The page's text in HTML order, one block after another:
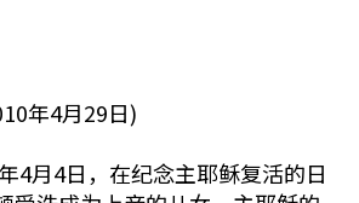
n
年4月29日)
4月4日，在纪念主耶稣复活的日